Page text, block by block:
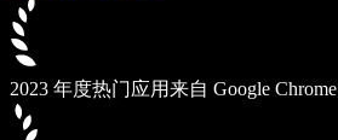
2023 年度热门应用来自 Google Chrome